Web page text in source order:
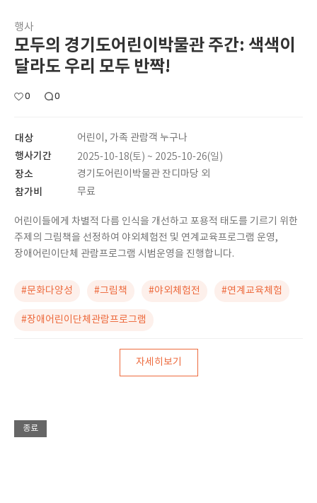
행사
모두의 경기도어린이박물관 주간: 색색이
달라도 우리 모두 반짝!
0 0
대상 어린이, 가족 관람객 누구나
행사기간 2025-10-18(토) ~ 2025-10-26(일)
장소 경기도어린이박물관 잔디마당 외
참가비 무료
어린이들에게 차별적 다름 인식을 개선하고 포용적 태도를 기르기 위한
주제의 그림책을 선정하여 야외체험전 및 연계교육프로그램 운영,
장애어린이단체 관람프로그램 시범운영을 진행합니다.
#문화다양성 #그림책 #야외체험전 #연계교육체험
#장애어린이단체관람프로그램
자세히보기
종료